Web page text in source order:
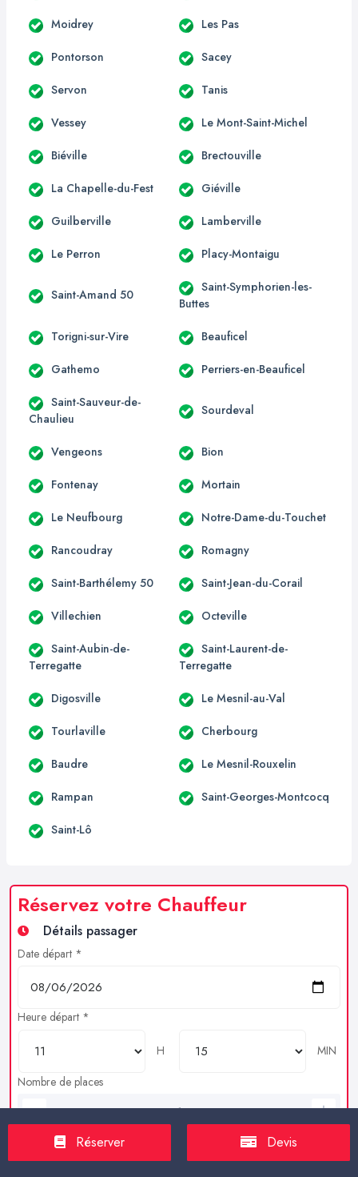
Moidrey Les Pas
Pontorson Sacey
Servon Tanis
Vessey Le Mont-Saint-Michel
Biéville Brectouville
La Chapelle-du-Fest Giéville
Guilberville Lamberville
Le Perron Placy-Montaigu
Saint-Amand 50
Saint-Symphorien-les-
Buttes
Torigni-sur-Vire Beauficel
Gathemo Perriers-en-Beauficel
Saint-Sauveur-de-
Chaulieu
Sourdeval
Vengeons Bion
Fontenay Mortain
Le Neufbourg Notre-Dame-du-Touchet
Rancoudray Romagny
Saint-Barthélemy 50 Saint-Jean-du-Corail
Villechien Octeville
Saint-Aubin-de-
Terregatte
Saint-Laurent-de-
Terregatte
Digosville Le Mesnil-au-Val
Tourlaville Cherbourg
Baudre Le Mesnil-Rouxelin
Rampan Saint-Georges-Montcocq
Saint-Lô
Réservez votre Chauffeur
Détails passager
Date départ *
Heure départ *
H
MIN
Nombre de places
Bagages en soutes
Réserver Devis